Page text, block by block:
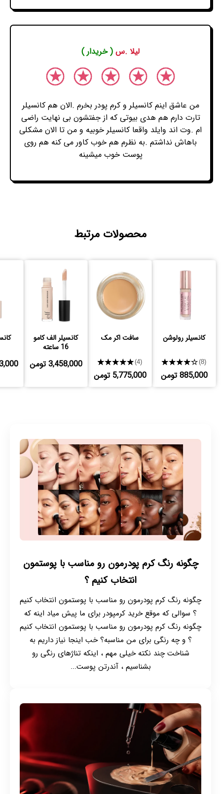
لیلا .س ( خریدار )
من عاشق اینم کانسیلر و کرم پودر بخرم .الان هم کانسیلر
تارت دارم هم هدی بیوتی که از جفتشون بی نهایت راضی
ام .وت اند وایلد واقعا کانسیلر خوبیه و من تا الان مشکلی
باهاش نداشتم .به نظرم هم خوب کاور می کنه هم روی
پوست خوب میشینه
محصولات مرتبط
کانسیلر رولوشن
★★★★★(8)
885,000 تومن
سافت اکر مک
★★★★★(4)
5,775,000 تومن
کانسیلر الف کامو
16 ساعته
3,458,000 تومن
چگونه رنگ کرم پودرمون رو مناسب با پوستمون
انتخاب کنیم ؟
چگونه رنگ کرم پودرمون رو مناسب با پوستمون انتخاب کنیم
؟ سوالی که موقع خرید کرمپودر برای ما پیش میاد اینه که
چگونه رنگ کرم پودرمون رو مناسب با پوستمون انتخاب کنیم
؟ و چه رنگی برای من مناسبه؟ خب اینجا نیاز داریم به
شناخت چند نکته خیلی مهم ، اینکه تناژهای رنگی رو
بشناسیم ، آندرتن پوست...